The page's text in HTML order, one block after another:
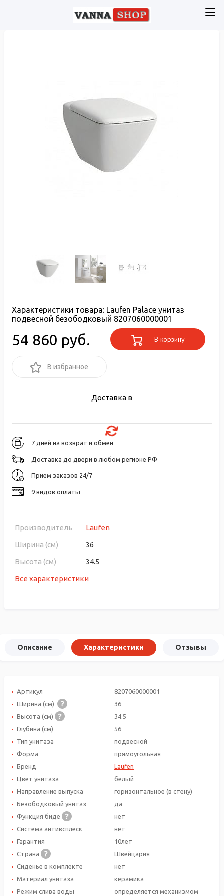
Характеристики товара: Laufen Palace унитаз
подвесной безободковый 8207060000001
54 860 руб. В корзину
В избранное
Доставка в
7 дней на возврат и обмен
Доставка до двери в любом регионе РФ
Прием заказов 24/7
9 видов оплаты
Производитель
Laufen
Ширина (см)
36
Высота (см)
34.5
Все характеристики
Описание Характеристики Отзывы
Артикул
8207060000001
Ширина (см)
36
Высота (см)
34.5
Глубина (см)
56
Тип унитаза
подвесной
Форма
прямоугольная
Бренд
Laufen
Цвет унитаза
белый
Направление выпуска
горизонтальное (в стену)
Безободковый унитаз
да
Функция биде
нет
Система антивсплеск
нет
Гарантия
10лет
Страна
Швейцария
Сиденье в комплекте
нет
Материал унитаза
керамика
Режим слива воды
определяется механизмом